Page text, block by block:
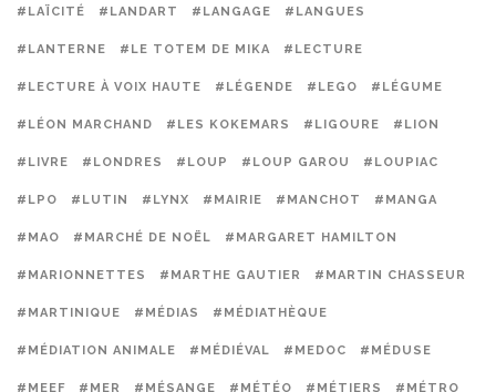
#LAÏCITÉ #LANDART #LANGAGE #LANGUES
#LANTERNE #LE TOTEM DE MIKA #LECTURE
#LECTURE À VOIX HAUTE #LÉGENDE #LEGO #LÉGUME
#LÉON MARCHAND #LES KOKEMARS #LIGOURE #LION
#LIVRE #LONDRES #LOUP #LOUP GAROU #LOUPIAC
#LPO #LUTIN #LYNX #MAIRIE #MANCHOT #MANGA
#MAO #MARCHÉ DE NOËL #MARGARET HAMILTON
#MARIONNETTES #MARTHE GAUTIER #MARTIN CHASSEUR
#MARTINIQUE #MÉDIAS #MÉDIATHÈQUE
#MÉDIATION ANIMALE #MÉDIÉVAL #MEDOC #MÉDUSE
#MEEF #MER #MÉSANGE #MÉTÉO #MÉTIERS #MÉTRO